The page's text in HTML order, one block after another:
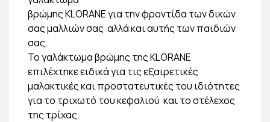
βρώμης KLORANE για την φροντίδα των δικών
σας μαλλιών σας αλλά και αυτής των παιδιών
σας.
Το γαλάκτωμα βρώμης της KLORANE
επιλέχτηκε ειδικά για τις εξαιρετικές
μαλακτικές και προστατευτικές του ιδιότητες
για το τριχωτό του κεφαλιού και το στέλεχος
της τρίχας.